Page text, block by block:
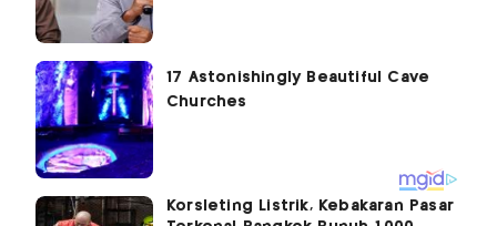
Korsleting Listrik, Kebakaran Pasar